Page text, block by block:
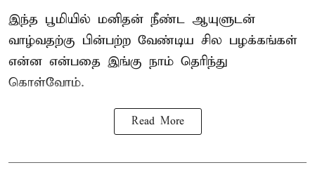
இந்த பூமியில் மனிதன் நீண்ட ஆயுளுடன்
வாழ்வதற்கு பின்பற்ற வேண்டிய சில பழக்கங்கள்
என்ன என்பதை இங்கு நாம் தெரிந்து
கொள்வோம்.
Read More